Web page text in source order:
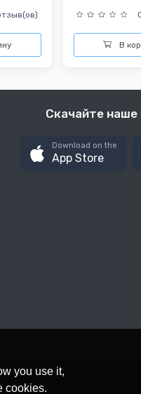
В
you use it,
cookies.
Скачайте
Download on the
App Store